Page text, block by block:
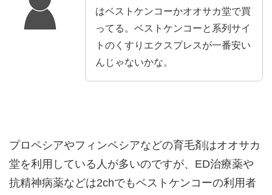
はベストケンコーかオオサカ堂で買
ってる。ベストケンコーと系列サイ
トのくすりエクスプレスが一番安い
んじゃないかな。
プロペシアやフィンペシアなどの育毛剤はオオサカ
堂を利用している人が多いのですが、ED治療薬や
抗精神病薬などは2chでもベストケンコーの利用者